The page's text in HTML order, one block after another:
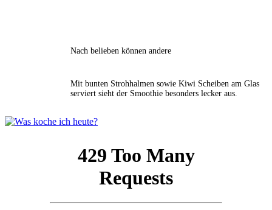
Nach belieben können andere
Mit bunten Strohhalmen sowie Kiwi Scheiben am Glas
serviert sieht der Smoothie besonders lecker aus.